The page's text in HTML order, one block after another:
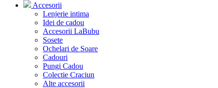
Accesorii
Lenjerie intima
Idei de cadou
Accesorii LaBubu
Sosete
Ochelari de Soare
Cadouri
Pungi Cadou
Colectie Craciun
Alte accesorii